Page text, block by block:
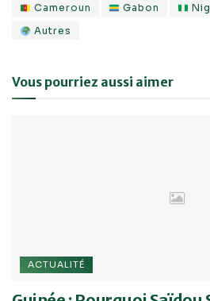
Cameroun Gabon
Autres
Vous pourriez aussi aimer
ACTUALITÉ